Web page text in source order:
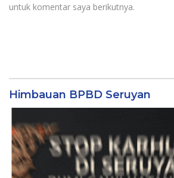
untuk komentar saya berikutnya.
Himbauan BPBD Seruyan